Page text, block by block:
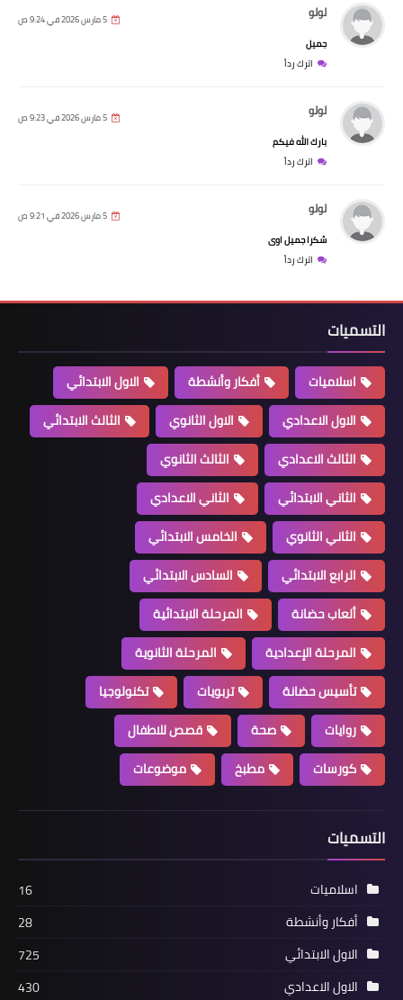
لولو 5 مارس 2026 في 9:24 ص
جميل
اترك رداً
لولو 5 مارس 2026 في 9:23 ص
بارك الله فيكم
اترك رداً
لولو 5 مارس 2026 في 9:21 ص
شكرا جميل اوى
اترك رداً
التسميات
اسلاميات أفكار وأنشطة
الاول الابتدائي
الاول الاعدادي
الاول الثانوي
الثالث الابتدائي
الثالث الاعدادي
الثالث الثانوي
الثاني الابتدائي
الثاني الاعدادي
الثاني الثانوي
الخامس الابتدائي
الرابع الابتدائي
السادس الابتدائي
ألعاب حضانة
المرحلة الابتدائية
المرحلة الإعدادية
المرحلة الثانوية
تأسيس حضانة
تربويات
تكنولوجيا
روايات
صحة
قصص للاطفال
كورسات
مطبخ موضوعات
التسميات
اسلاميات
16
أفكار وأنشطة
28
الاول الابتدائي
725
الاول الاعدادي
430